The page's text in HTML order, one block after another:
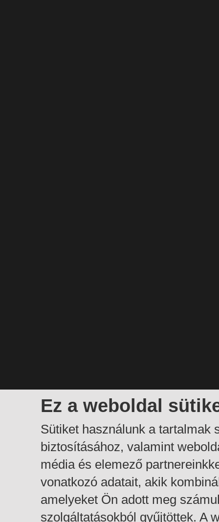
Ez a weboldal
Sütiket használunk a tartalmak
biztosításához, valamint
média és elemező
vonatkozó adatait, akik
amelyeket Ön adott meg
szolgáltatásokból gyűjtöttek. A